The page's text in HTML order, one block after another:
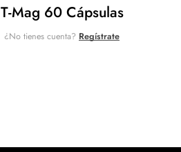
T-Mag 60 Cápsulas
¿No tienes cuenta? Regístrate